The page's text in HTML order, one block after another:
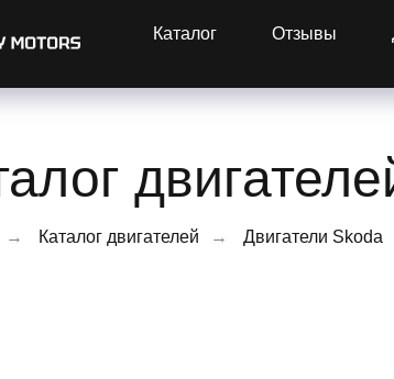
Каталог Отзывы
→ Каталог двигателей → Двигатели Skoda